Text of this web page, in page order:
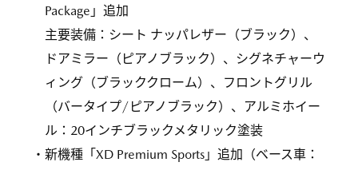
Package」追加
主要装備：シート ナッパレザー（ブラック）、
ドアミラー（ピアノブラック）、シグネチャーウ
ィング（ブラッククローム）、フロントグリル
（バータイプ/ピアノブラック）、アルミホイー
ル：20インチブラックメタリック塗装
・新機種「XD Premium Sports」追加（ベース車：